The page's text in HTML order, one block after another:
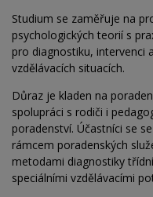
Studium se zaměřuje na
psychologických teorií s
pro diagnostiku, intervenci
vzdělávacích situacích.
Důraz je kladen na
spolupráci s rodiči i
poradenství. Účastníci se
rámcem poradenských
metodami diagnostiky
speciálními vzdělávacími